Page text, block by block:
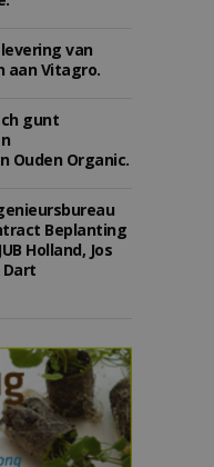
van
aan Vitagro.
gunt
Ouden Organic.
Beplanting
Holland, Jos
Dart